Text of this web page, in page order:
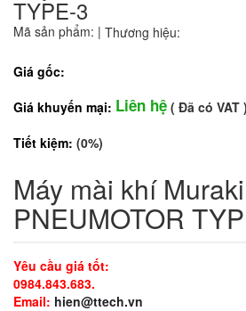
TYPE-3
Mã sản phẩm: | Thương hiệu:
Giá gốc:
Giá khuyến mại: Liên hệ ( Đã có VAT )
Tiết kiệm: (0%)
Máy mài khí Muraki
PNEUMOTOR
Yêu cầu giá tốt:
0984.843.683.
Email: hien@ttech.vn